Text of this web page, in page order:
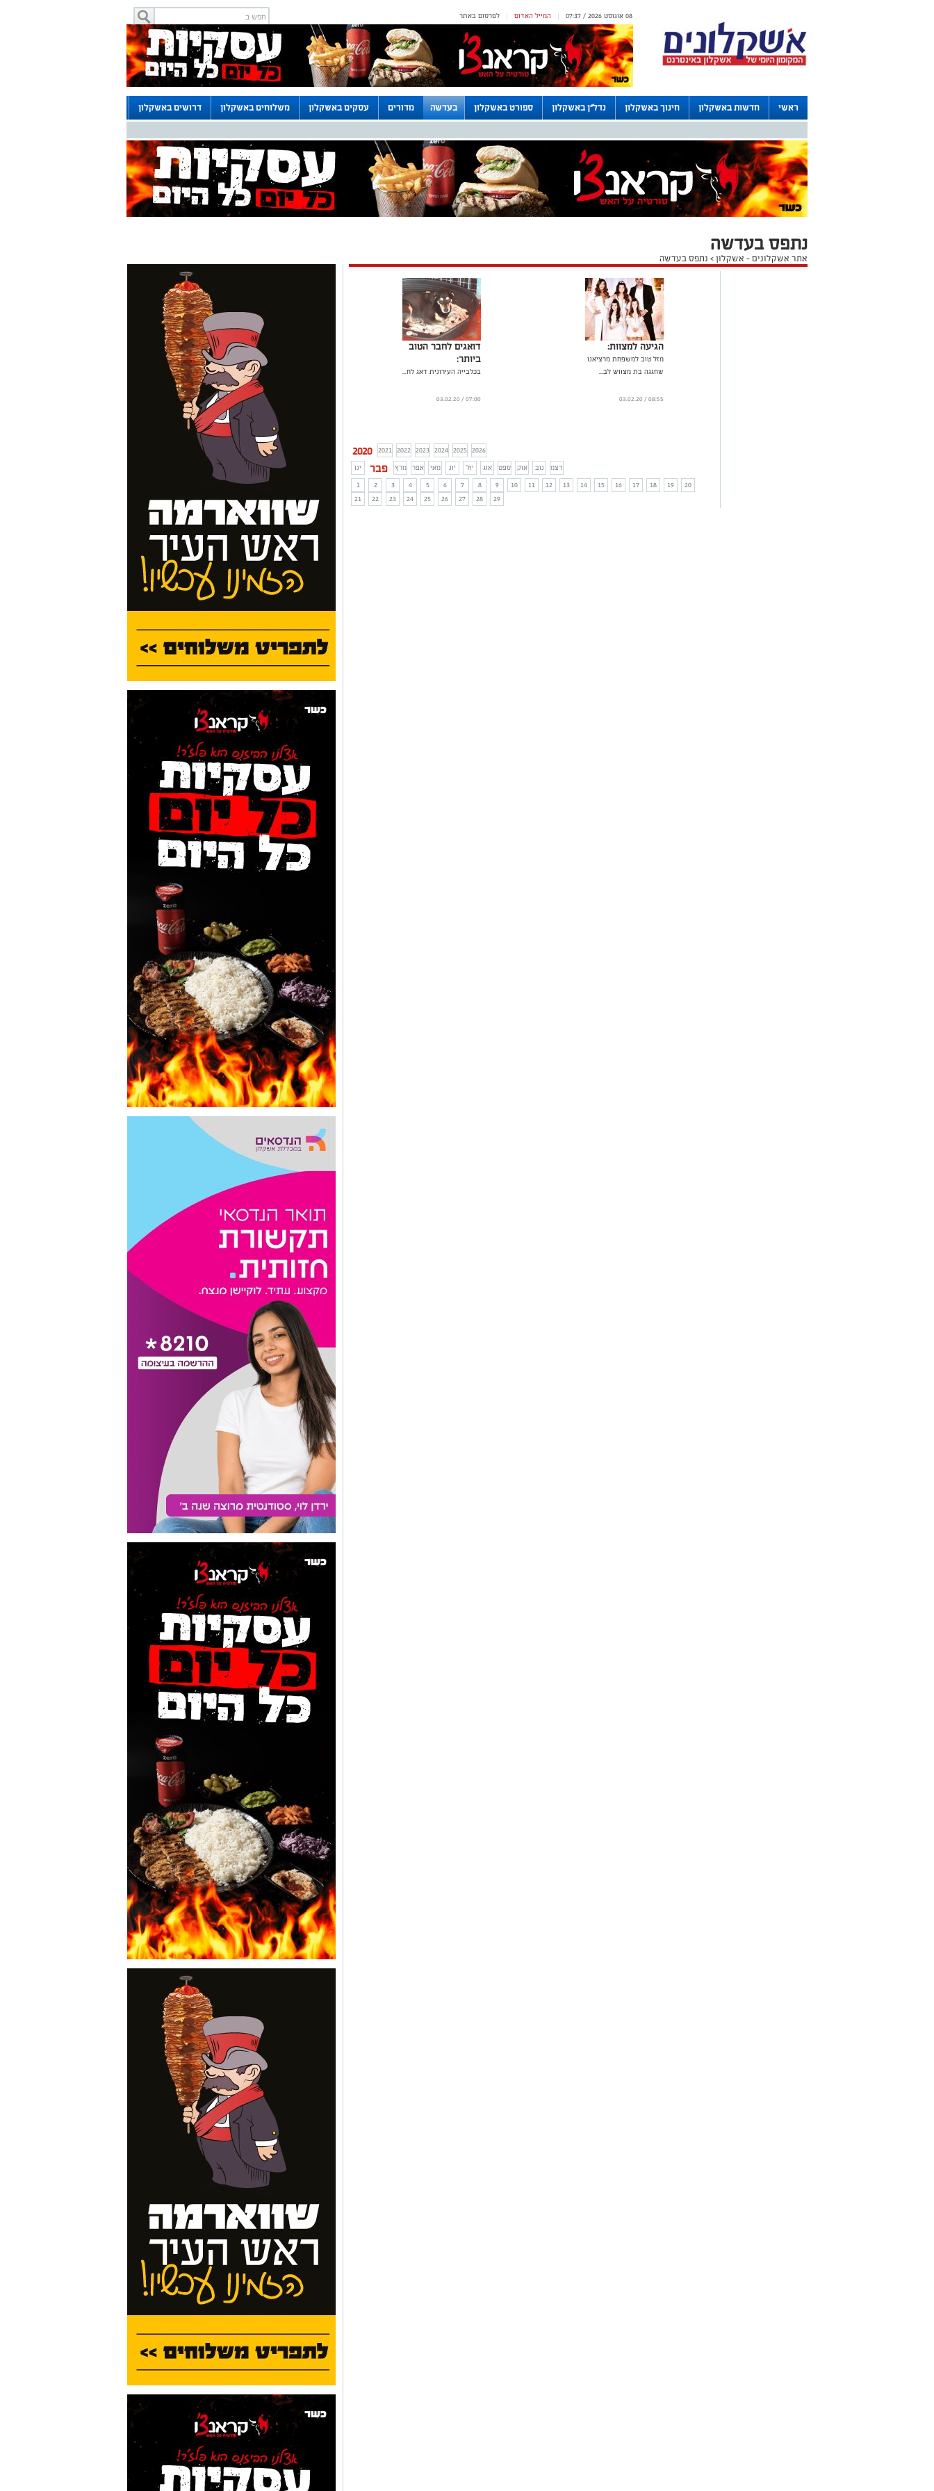
לפרסום באתר | המייל האדום | 08 אוגוסט 2026 / 07:37
ראשי חדשות באשקלון חינוך באשקלון נדל"ן באשקלון ספורט באשקלון בעדשה מדורים עסקים באשקלון משלוחים באשקלון דרושים באשקלון
נתפס בעדשה
אתר אשקלונים - אשקלון> נתפס בעדשה
הגיעה למצוות:
מזל טוב למשפחת מרציאנו
שחגגה בת מצווש לב...
08:55 / 03.02.20
דואגים לחבר הטוב
ביותר:
בכלבייה העירונית דאג לח...
07:00 / 03.02.20
2020 2021 2022 2023 2024 2025 2026
ינו
פבר מרץ אפר מאי יונ יול אוג ספט אוק נוב
דצמ
1
2 3 4 5 6 7 8 9 10 11 12 13 14 15 16 17 18 19
20
21
22 23 24 25 26 27 28 29